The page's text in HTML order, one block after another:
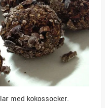
med kokossocker.